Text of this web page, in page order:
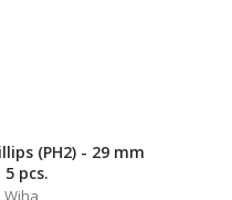
(PH2) - 29 mm
5 pcs.
Wiha